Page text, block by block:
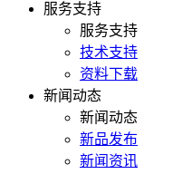
服务支持
服务支持
技术支持
资料下载
新闻动态
新闻动态
新品发布
新闻资讯